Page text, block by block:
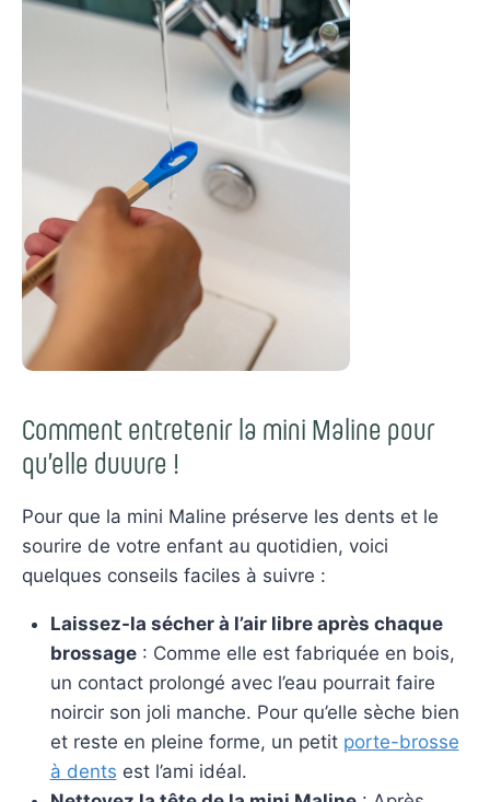
Comment entretenir la mini Maline pour
qu’elle duuure !
Pour que la mini Maline préserve les dents et le
sourire de votre enfant au quotidien, voici
quelques conseils faciles à suivre :
Laissez-la sécher à l’air libre après chaque
brossage: Comme elle est fabriquée en bois,
un contact prolongé avec l’eau pourrait faire
noircir son joli manche. Pour qu’elle sèche bien
et reste en pleine forme, un petit porte-brosse
à dents est l’ami idéal.